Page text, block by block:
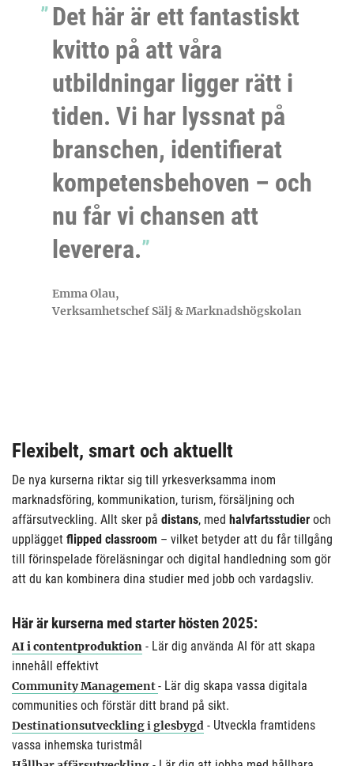
Det här är ett fantastiskt
kvitto på att våra
utbildningar ligger rätt i
tiden. Vi har lyssnat på
branschen, identifierat
kompetensbehoven – och
nu får vi chansen att
leverera.
Emma Olau,
Verksamhetschef Sälj & Marknadshögskolan
Flexibelt, smart och aktuellt
De nya kurserna riktar sig till yrkesverksamma inom
marknadsföring, kommunikation, turism, försäljning och
affärsutveckling. Allt sker på distans, med halvfartsstudier och
upplägget flipped classroom – vilket betyder att du får tillgång
till förinspelade föreläsningar och digital handledning som gör
att du kan kombinera dina studier med jobb och vardagsliv.
Här är kurserna med starter hösten 2025:
AI i contentproduktion - Lär dig använda AI för att skapa
innehåll effektivt
Community Management- Lär dig skapa vassa digitala
communities och förstär ditt brand på sikt.
Destinations­utveckling i glesbygd - Utveckla framtidens
vassa inhemska turistmål